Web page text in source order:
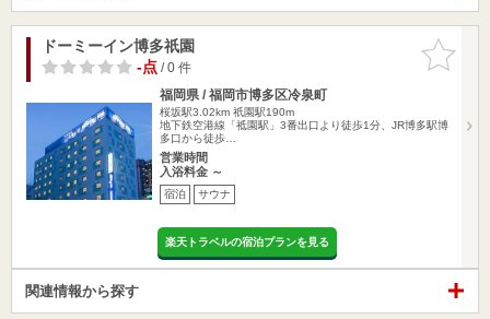
お気に入
りに追加
ドーミーイン博多祇園
-点/ 0 件
福岡県 / 福岡市博多区冷泉町
桜坂駅3.02km 祇園駅190m
地下鉄空港線「祗園駅」3番出口より徒歩1分、JR博多駅博
多口から徒歩…
営業時間
入浴料金 ～
宿泊 サウナ
楽天トラベルの宿泊プランを見る
関連情報から探す